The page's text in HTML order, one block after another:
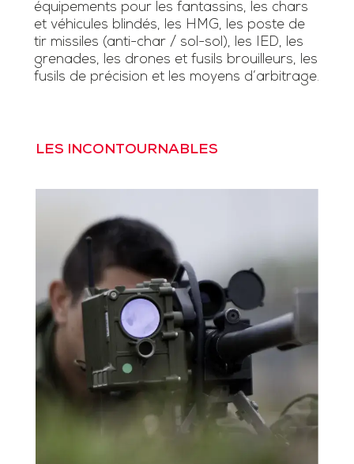
équipements pour les fantassins, les chars
et véhicules blindés, les HMG, les poste de
tir missiles (anti-char / sol-sol), les IED, les
grenades, les drones et fusils brouilleurs, les
fusils de précision et les moyens d’arbitrage.
LES INCONTOURNABLES